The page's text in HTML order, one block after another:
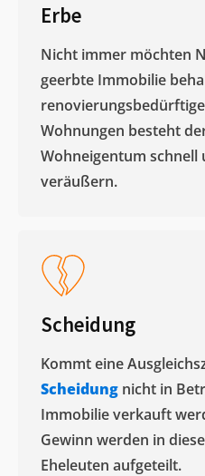
Erbe
Nicht immer möchten
geerbte Immobilie
Wohnungen besteht
Wohneigentum
veräußern. ​
Scheidung
Kommt eine
Scheidung nicht in
Immobilie verkauft
Gewinn werden in
Eheleuten aufgeteilt.​